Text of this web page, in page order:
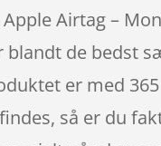
Airtag –
de bedst
er med
så er du